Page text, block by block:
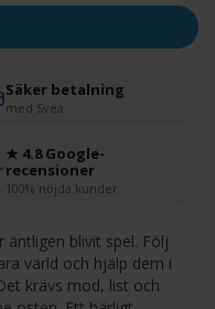
Säker betalning
med Svea
★ 4.8 Google-
recensioner
100% nöjda kunder
äntligen blivit spel. Följ
värld och hjälp dem i
krävs mod, list och